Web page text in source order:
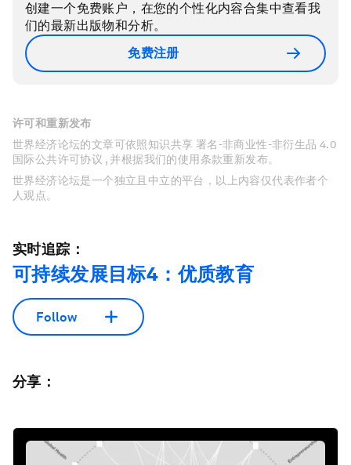
创建一个免费账户，在您的个性化内容合集中查看我
们的最新出版物和分析。
免费注册
许可和重新发布
世界经济论坛的文章可依照知识共享 署名-非商业性-非衍生品 4.0
国际公共许可协议 , 并根据我们的使用条款重新发布。
世界经济论坛是一个独立且中立的平台，以上内容仅代表作者个
人观点。
实时追踪：
可持续发展目标4：优质教育
Follow
分享：